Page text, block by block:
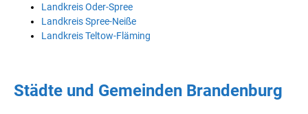
Landkreis Oder-Spree
Landkreis Spree-Neiße
Landkreis Teltow-Fläming
Städte und Gemeinden Brandenburg